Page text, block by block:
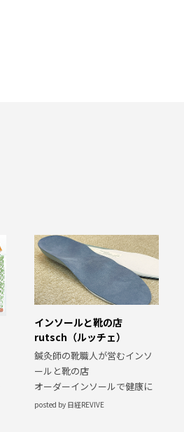
インソールと靴の店
rutsch（ルッチェ）
鍼灸師の靴職人が営むインソ
ールと靴の店
オーダーインソールで健康に
posted by 日経REVIVE